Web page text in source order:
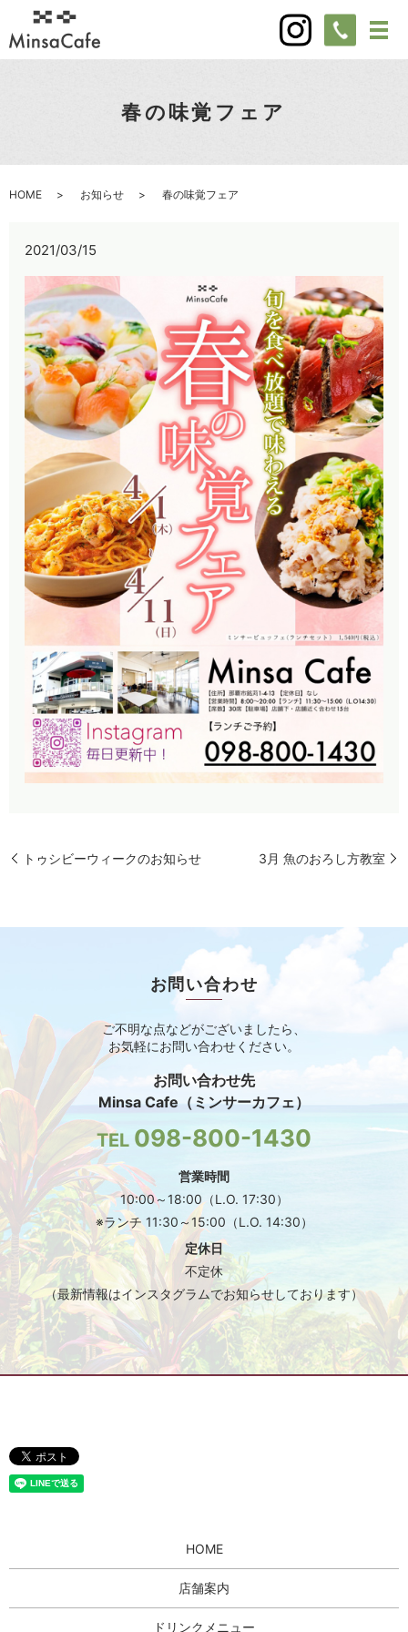
春の味覚フェア
HOME お知らせ 春の味覚フェア
2021/03/15
トゥシビーウィークのお知らせ 3月 魚のおろし方教室
お問い合わせ
ご不明な点などがございましたら、
お気軽にお問い合わせください。
お問い合わせ先
Minsa Cafe（ミンサーカフェ）
TEL 098-800-1430
営業時間
10:00～18:00（L.O. 17:30）
※ランチ 11:30～15:00（L.O. 14:30）
定休日
不定休
（最新情報はインスタグラムでお知らせしております）
HOME
店舗案内
ドリンクメニュー